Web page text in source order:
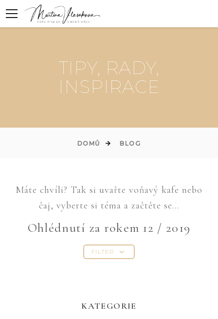
TIPY, RADY,
INSPIRACE
DOMŮ BLOG
Máte chvíli? Tak si uvařte voňavý kafe nebo
čaj, vyberte si téma a začtěte se...
Ohlédnutí za rokem 12 / 2019
FILTER
KATEGORIE